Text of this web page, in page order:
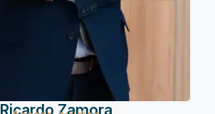
Ricardo Zamora